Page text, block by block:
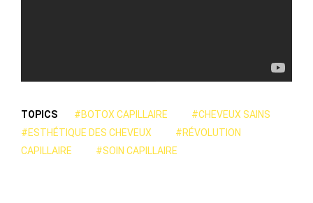
TOPICS #BOTOX CAPILLAIRE
#CHEVEUX SAINS
#ESTHÉTIQUE DES CHEVEUX
#RÉVOLUTION
CAPILLAIRE
#SOIN CAPILLAIRE